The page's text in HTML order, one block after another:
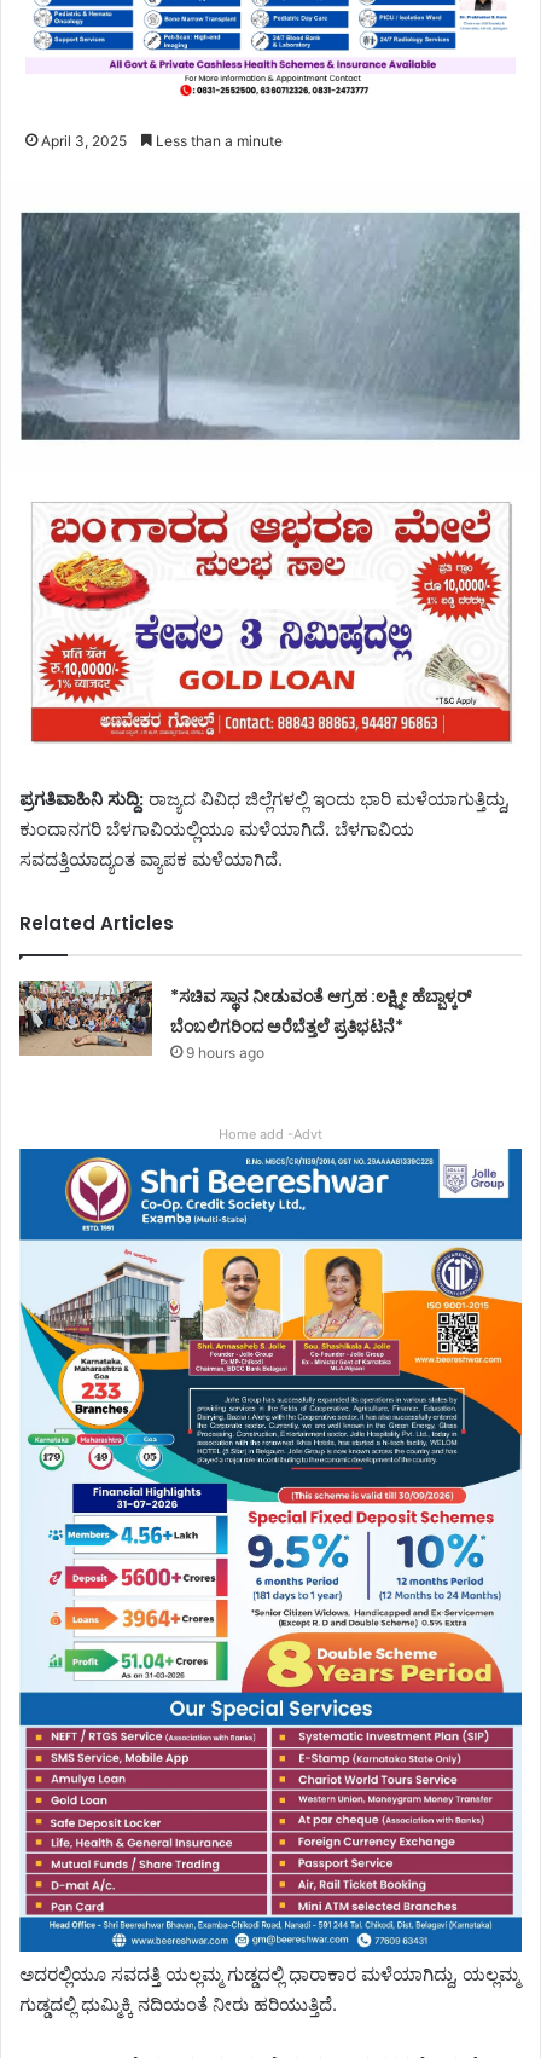
April 3, 2025 Less than a minute
ಪ್ರಗತಿವಾಹಿನಿ ಸುದ್ದಿ: ರಾಜ್ಯದ ವಿವಿಧ ಜಿಲ್ಲೆಗಳಲ್ಲಿ ಇಂದು ಭಾರಿ ಮಳೆಯಾಗುತ್ತಿದ್ದು,
ಕುಂದಾನಗರಿ ಬೆಳಗಾವಿಯಲ್ಲಿಯೂ ಮಳೆಯಾಗಿದೆ. ಬೆಳಗಾವಿಯ
ಸವದತ್ತಿಯಾದ್ಯಂತ ವ್ಯಾಪಕ ಮಳೆಯಾಗಿದೆ.
Related Articles
*ಸಚಿವ ಸ್ಥಾನ ನೀಡುವಂತೆ ಆಗ್ರಹ :ಲಕ್ಷ್ಮೀ ಹೆಬ್ಬಾಳ್ಕರ್
ಬೆಂಬಲಿಗರಿಂದ ಅರೆಬೆತ್ತಲೆ ಪ್ರತಿಭಟನೆ*
9 hours ago
Home add -Advt
ಅದರಲ್ಲಿಯೂ ಸವದತ್ತಿ ಯಲ್ಲಮ್ಮ ಗುಡ್ಡದಲ್ಲಿ ಧಾರಾಕಾರ ಮಳೆಯಾಗಿದ್ದು, ಯಲ್ಲಮ್ಮ
ಗುಡ್ಡದಲ್ಲಿ ಧುಮ್ಮಿಕ್ಕಿ ನದಿಯಂತೆ ನೀರು ಹರಿಯುತ್ತಿದೆ.